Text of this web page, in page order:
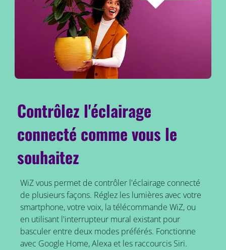
Contrôlez l'éclairage
connecté comme vous le
souhaitez
WiZ vous permet de contrôler l'éclairage connecté
de plusieurs façons. Réglez les lumières avec votre
smartphone, votre voix, la télécommande WiZ, ou
en utilisant l'interrupteur mural existant pour
basculer entre deux modes préférés. Fonctionne
avec Google Home, Alexa et les raccourcis Siri.